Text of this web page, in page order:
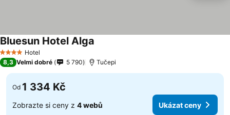
4 Počet hvězdiček
Hotel
Bluesun Hotel Alga
8,3 Velmi dobré 5 790 Tučepi
Od 1 334 Kč
Zobrazte si ceny z 4 webů Ukázat ceny